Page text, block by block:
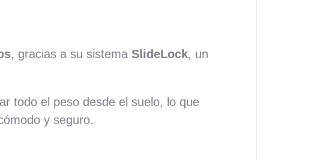
, gracias a su sistema SlideLock, un
todo el peso desde el suelo, lo que
y seguro.